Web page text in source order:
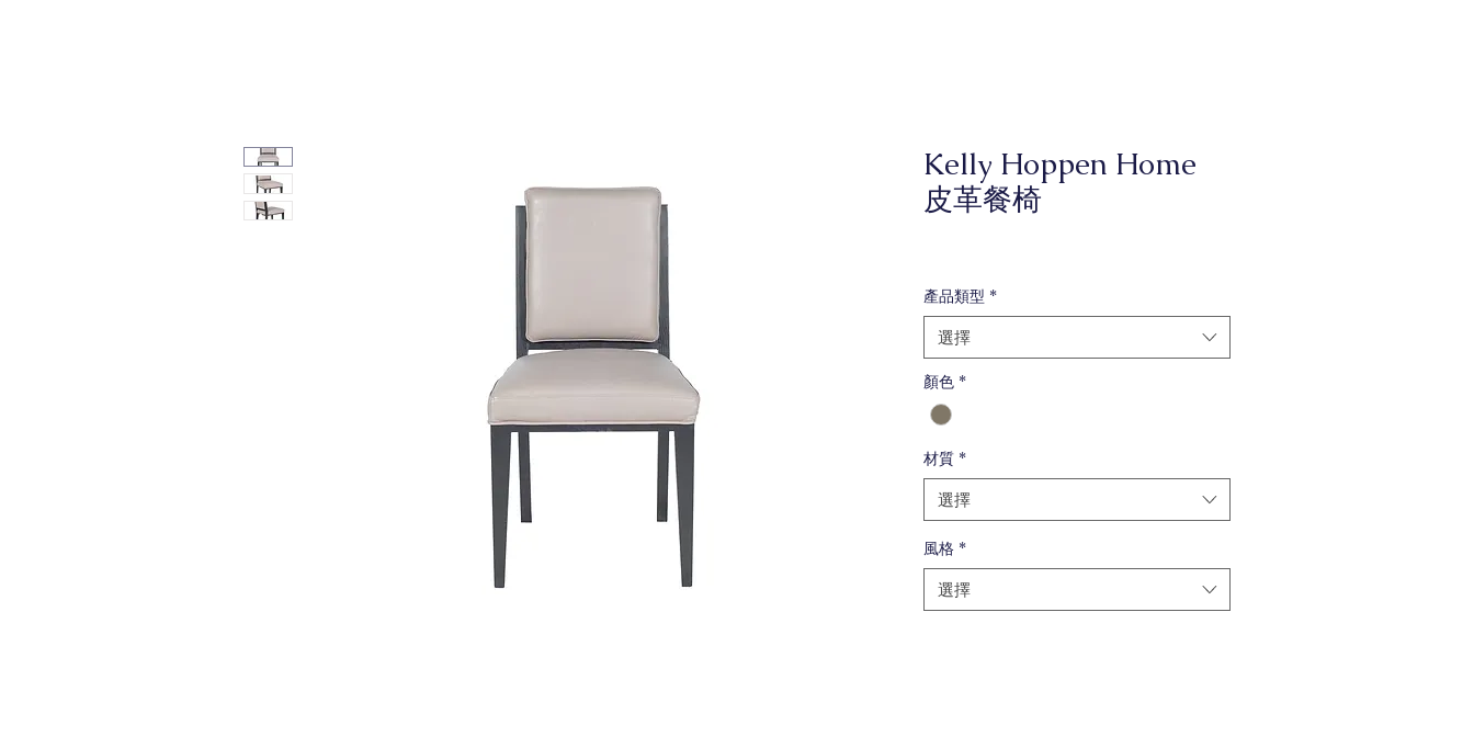
Kelly Hoppen Home
皮革餐椅
產品類型 *
選擇
顏色 *
材質 *
選擇
風格 *
選擇